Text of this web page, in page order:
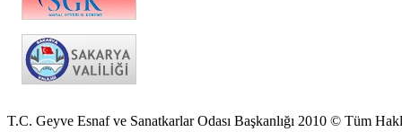
T.C. Geyve Esnaf ve Sanatkarlar Odası Başkanlığı 2010 © Tüm